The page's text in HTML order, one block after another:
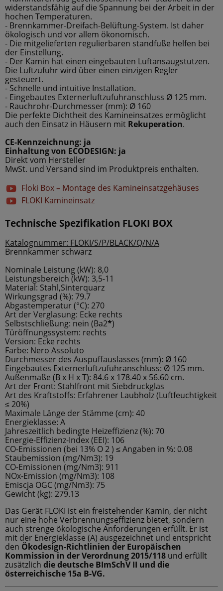
widerstandsfähig auf die Spannung bei der Arbeit in der
hochen Temperaturen.
- Brennkammer-Dreifach-Belüftung-System. Ist daher
ökologisch und vor allem ökonomisch.
- Die mitgelieferten regulierbaren standfuße helfen bei
der Einstellung.
- Der Kamin hat einen eingebauten Luftansaugstutzen.
Die Luftzufuhr wird über einen einzigen Regler
gesteuert.
- Schnelle und intuitive Installation.
- Eingebautes Externerluftzufuhranschluss Ø 125 mm.
- Rauchrohr-Durchmesser (mm): Ø 160
Die perfekte Dichtheit des Kamineinsatzes ermöglicht
auch den Einsatz in Häusern mit Rekuperation.
CE-Kennzeichnung: ja
Einhaltung von ECODESIGN: ja
Direkt vom Hersteller
MwSt. und Versand sind im Produktpreis enthalten.
Floki Box – Montage des Kamineinsatzgehäuses
FLOKI Kamineinsatz
Technische Spezifikation FLOKI BOX
Katalognummer: FLOKI/S/P/BLACK/Q/N/A
Brennkammer schwarz
Nominale Leistung (kW): 8,0
Leistungsbereich (kW): 3,5-11
Material: Stahl,Sinterquarz
Wirkungsgrad (%): 79.7
Abgastemperatur (°C): 270
Art der Verglasung: Ecke rechts
Selbstschließung: nein (Ba2*)
Türöffnungssystem: rechts
Version: Ecke rechts
Farbe: Nero Assoluto
Durchmesser des Auspuffauslasses (mm): Ø 160
Eingebautes Externerluftzufuhranschluss: Ø 125 mm.
Außenmaße (B x H x T): 84.6 x 178.40 x 56.60 cm.
Art der Front: Stahlfront mit Siebdruckglas
Art des Kraftstoffs: Erfahrener Laubholz (Luftfeuchtigkeit
≤ 20%)
Maximale Länge der Stämme (cm): 40
Energieklasse: A
Jahreszeitlich bedingte Heizeffizienz (%): 70
Energie-Effizienz-Index (EEI): 106
CO-Emissionen (bei 13% O 2 ) ≤ Angaben in %: 0.08
Staubemission (mg/Nm3): 19
CO-Emissionen (mg/Nm3): 911
NOx-Emission (mg/Nm3): 108
Emiscja OGC (mg/Nm3): 75
Gewicht (kg): 279.13
Das Gerät FLOKI ist ein freistehender Kamin, der nicht
nur eine hohe Verbrennungseffizienz bietet, sondern
auch strenge ökologische Anforderungen erfüllt. Er ist
mit der Energieklasse (A) ausgezeichnet und entspricht
den Ökodesign-Richtlinien der Europäischen
Kommission in der Verordnung 2015/118 und erfüllt
zusätzlich die deutsche BImSchV II und die
österreichische 15a B-VG.